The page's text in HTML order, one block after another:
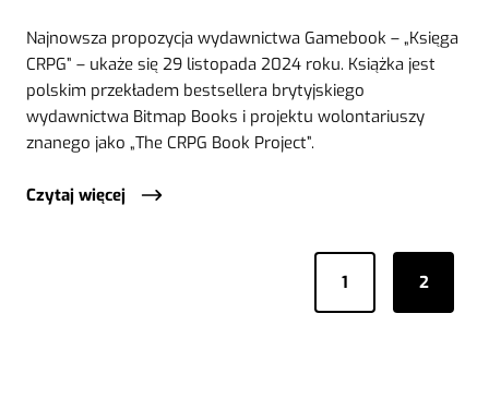
Najnowsza propozycja wydawnictwa Gamebook – „Księga
CRPG” – ukaże się 29 listopada 2024 roku. Książka jest
polskim przekładem bestsellera brytyjskiego
wydawnictwa Bitmap Books i projektu wolontariuszy
znanego jako „The CRPG Book Project”.
Czytaj więcej
1 2